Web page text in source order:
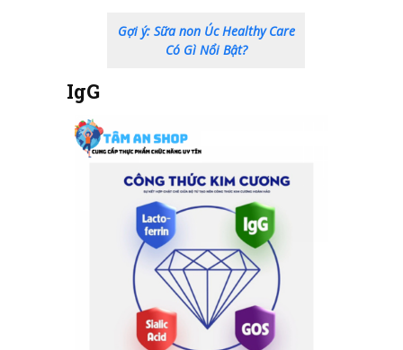
Gợi ý: Sữa non Úc Healthy Care
Có Gì Nổi Bật?
IgG